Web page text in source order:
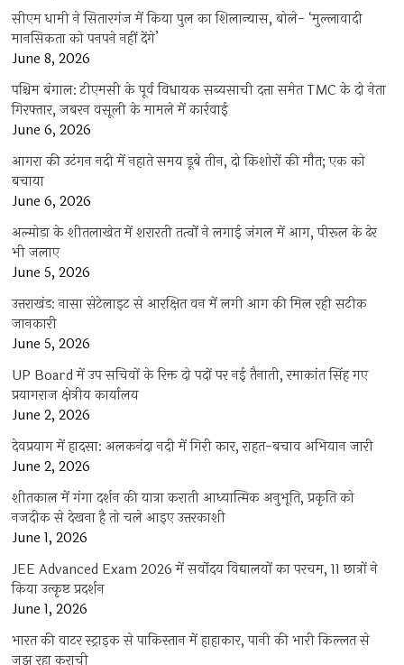
सीएम धामी ने सितारगंज में किया पुल का शिलान्यास, बोले- ‘मुल्लावादी
मानसिकता को पनपने नहीं देंगे’
June 8, 2026
पश्चिम बंगाल: टीएमसी के पूर्व विधायक सब्यसाची दत्ता समेत TMC के दो नेता
गिरफ्तार, जबरन वसूली के मामले में कार्रवाई
June 6, 2026
आगरा की उटंगन नदी में नहाते समय डूबे तीन, दो किशोरों की मौत; एक को
बचाया
June 6, 2026
अल्मोड़ा के शीतलाखेत में शरारती तत्वों ने लगाई जंगल में आग, पीरूल के ढेर
भी जलाए
June 5, 2026
उत्तराखंड: नासा सेटेलाइट से आरक्षित वन में लगी आग की मिल रही सटीक
जानकारी
June 5, 2026
UP Board में उप सचिवों के रिक्त दो पदों पर नई तैनाती, रमाकांत सिंह गए
प्रयागराज क्षेत्रीय कार्यालय
June 2, 2026
देवप्रयाग में हादसा: अलकनंदा नदी में गिरी कार, राहत-बचाव अभियान जारी
June 2, 2026
शीतकाल में गंगा दर्शन की यात्रा कराती आध्यात्मिक अनुभूति, प्रकृति को
नजदीक से देखना है तो चले आइए उत्तरकाशी
June 1, 2026
JEE Advanced Exam 2026 में सर्वोदय विद्यालयों का परचम, 11 छात्रों ने
किया उत्कृष्ट प्रदर्शन
June 1, 2026
भारत की वाटर स्ट्राइक से पाकिस्तान में हाहाकार, पानी की भारी किल्लत से